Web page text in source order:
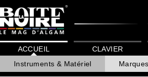
ACCUEIL
Instruments & Matériel
Marques
CLAVIER